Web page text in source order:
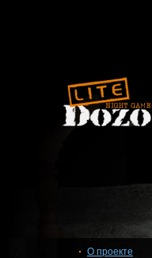
О проекте